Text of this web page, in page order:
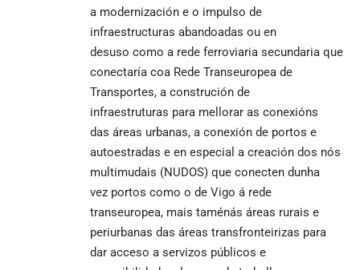
a modernización e o impulso de
infraestructuras abandoadas ou en
desuso como a rede ferroviaria secundaria que
conectaría coa Rede Transeuropea de
Transportes, a construción de
infraestruturas para mellorar as conexións
das áreas urbanas, a conexión de portos e
autoestradas e en especial a creación dos nós
multimudais (NUDOS) que conecten dunha
vez portos como o de Vigo á rede
transeuropea, mais taménás áreas rurais e
periurbanas das áreas transfronteirizas para
dar acceso a servizos públicos e